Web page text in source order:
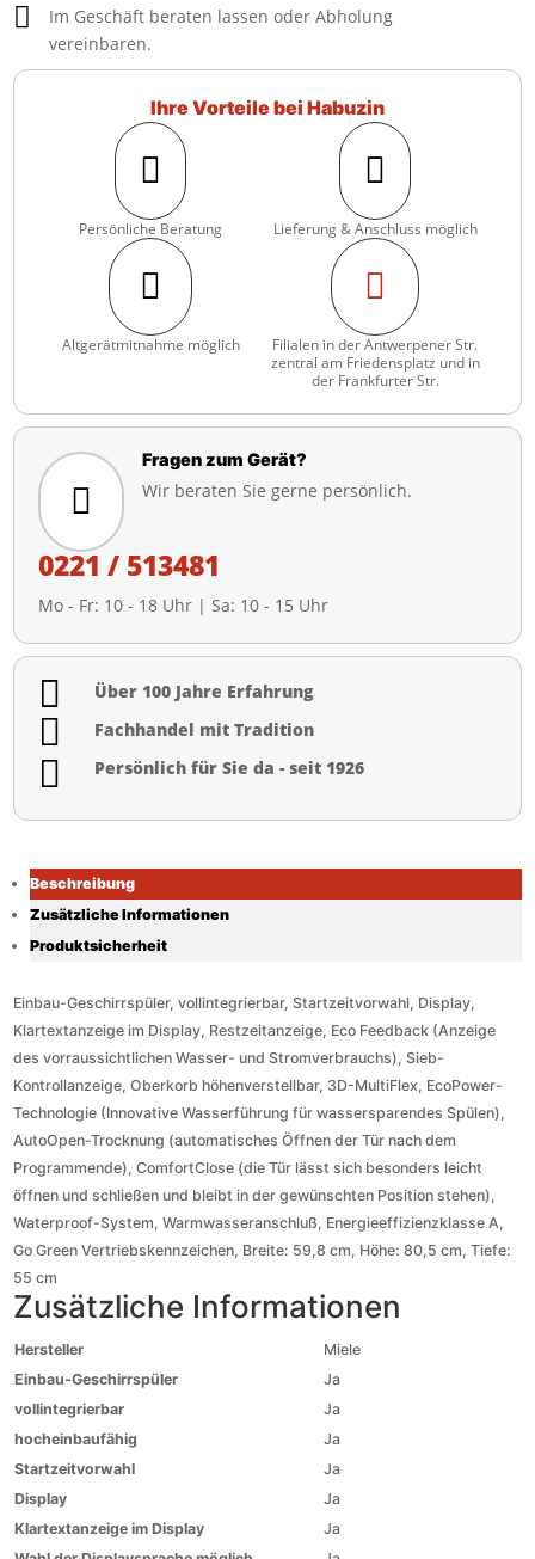

Im Geschäft beraten lassen oder Abholung
vereinbaren.
Ihre Vorteile bei Habuzin

Persönliche Beratung

Lieferung & Anschluss möglich

Altgerätmitnahme möglich

Filialen in der Antwerpener Str.
zentral am Friedensplatz und in
der Frankfurter Str.

Fragen zum Gerät?
Wir beraten Sie gerne persönlich.
0221 / 513481
Mo - Fr: 10 - 18 Uhr | Sa: 10 - 15 Uhr
 Über 100 Jahre Erfahrung
 Fachhandel mit Tradition
 Persönlich für Sie da - seit 1926
Beschreibung
Zusätzliche Informationen
Produktsicherheit
Einbau-Geschirrspüler, vollintegrierbar, Startzeitvorwahl, Display,
Klartextanzeige im Display, Restzeitanzeige, Eco Feedback (Anzeige
des vorraussichtlichen Wasser- und Stromverbrauchs), Sieb-
Kontrollanzeige, Oberkorb höhenverstellbar, 3D-MultiFlex, EcoPower-
Technologie (Innovative Wasserführung für wassersparendes Spülen),
AutoOpen-Trocknung (automatisches Öffnen der Tür nach dem
Programmende), ComfortClose (die Tür lässt sich besonders leicht
öffnen und schließen und bleibt in der gewünschten Position stehen),
Waterproof-System, Warmwasseranschluß, Energieeffizienzklasse A,
Go Green Vertriebskennzeichen, Breite: 59,8 cm, Höhe: 80,5 cm, Tiefe:
55 cm
Zusätzliche Informationen
Hersteller
Miele
Einbau-Geschirrspüler
Ja
vollintegrierbar
Ja
hocheinbaufähig
Ja
Startzeitvorwahl
Ja
Display
Ja
Klartextanzeige im Display
Ja